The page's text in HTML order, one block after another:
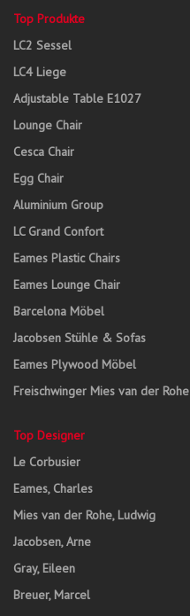
Top Produkte
LC2 Sessel
LC4 Liege
Adjustable Table E1027
Lounge Chair
Cesca Chair
Egg Chair
Aluminium Group
LC Grand Confort
Eames Plastic Chairs
Eames Lounge Chair
Barcelona Möbel
Jacobsen Stühle & Sofas
Eames Plywood Möbel
Freischwinger Mies van der Rohe
Top Designer
Le Corbusier
Eames, Charles
Mies van der Rohe, Ludwig
Jacobsen, Arne
Gray, Eileen
Breuer, Marcel